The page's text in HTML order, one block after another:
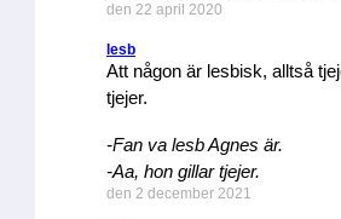
den 22 april 2020
lesb
Att någon är lesbisk, alltså
tjejer.
-Fan va lesb Agnes är.
-Aa, hon gillar tjejer.
den 2 december 2021